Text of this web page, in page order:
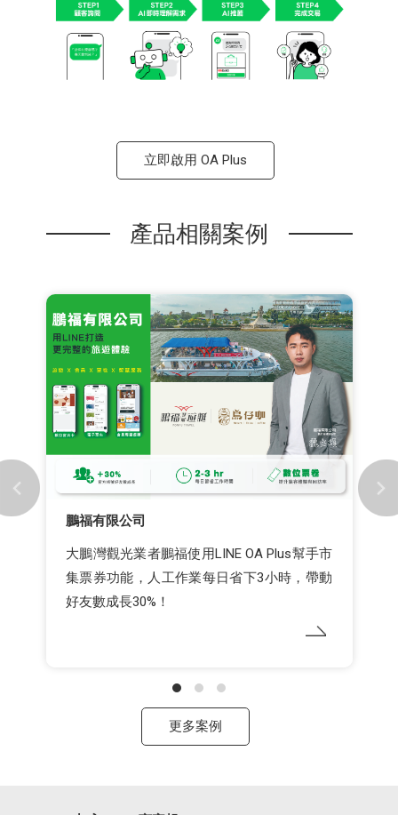
立即啟用 OA Plus
產品相關案例
鵬福有限公司
大鵬灣觀光業者鵬福使用LINE OA Plus幫手市
集票券功能，人工作業每日省下3小時，帶動
好友數成長30%！
更多案例